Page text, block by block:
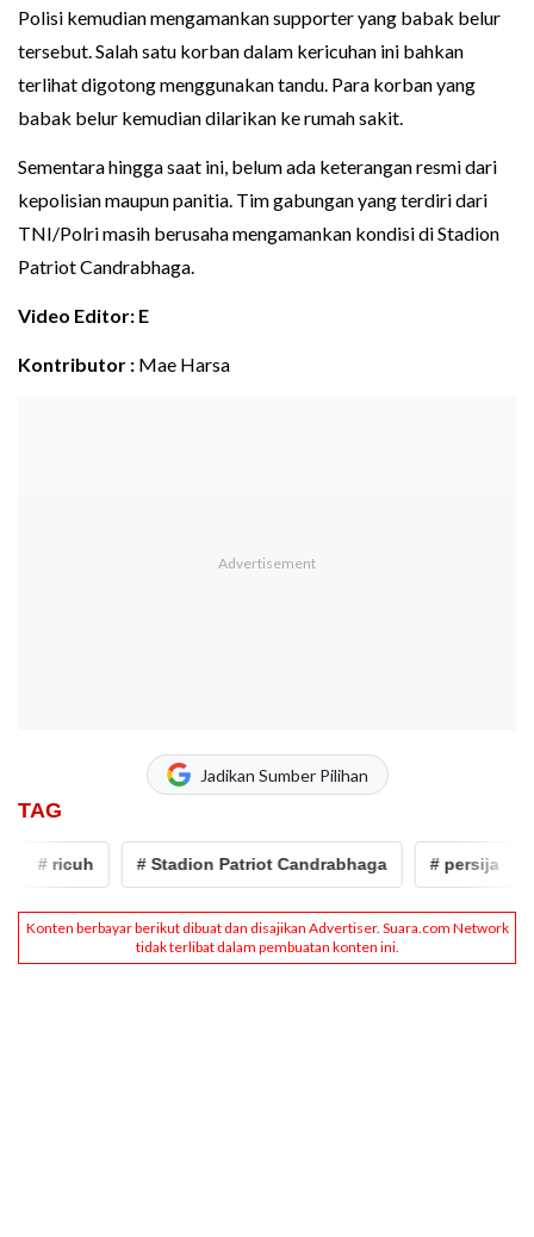
Polisi kemudian mengamankan supporter yang babak belur
tersebut. Salah satu korban dalam kericuhan ini bahkan
terlihat digotong menggunakan tandu. Para korban yang
babak belur kemudian dilarikan ke rumah sakit.
Sementara hingga saat ini, belum ada keterangan resmi dari
kepolisian maupun panitia. Tim gabungan yang terdiri dari
TNI/Polri masih berusaha mengamankan kondisi di Stadion
Patriot Candrabhaga.
Video Editor: E
Kontributor : Mae Harsa
Jadikan Sumber Pilihan
TAG
# ricuh # Stadion Patriot Candrabhaga # persija